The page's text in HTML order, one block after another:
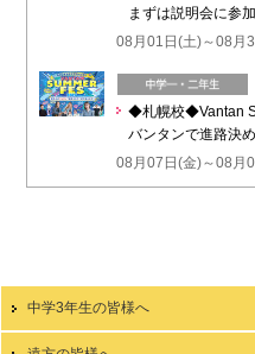
まずは説明会に参
08月01日(土)～08月
◆札幌校◆Vantan
バンタンで進路決
08月07日(金)～08月
中学3年生の皆様へ